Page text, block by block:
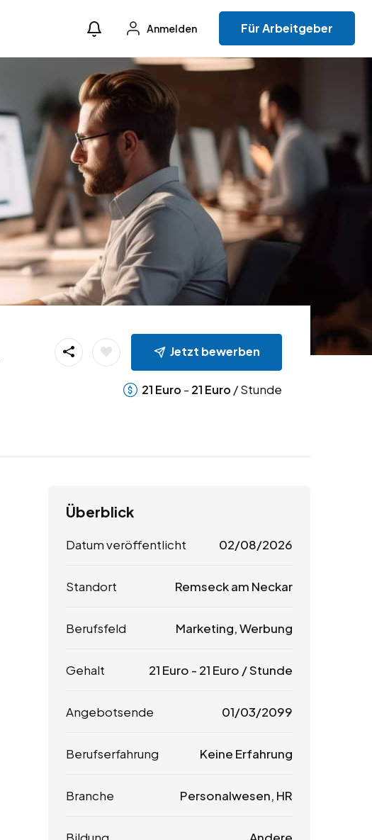
Anmelden Für Arbeitgeber
Jetzt bewerben
21 Euro - 21 Euro / Stunde
Überblick
Datum veröffentlicht 02/08/2026
Standort Remseck am Neckar
Berufsfeld Marketing, Werbung
Gehalt 21 Euro - 21 Euro / Stunde
Angebotsende 01/03/2099
Berufserfahrung Keine Erfahrung
Branche Personalwesen, HR